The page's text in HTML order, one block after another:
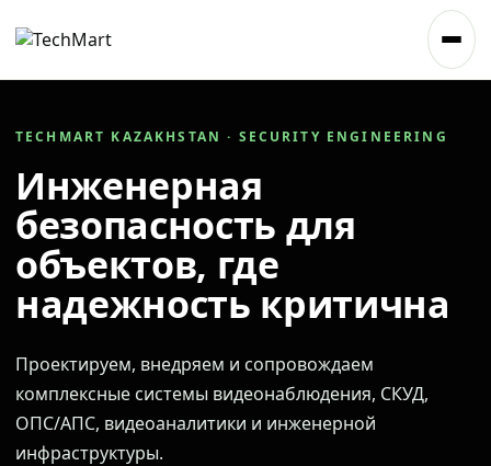
TECHMART KAZAKHSTAN · SECURITY ENGINEERING
Инженерная
безопасность для
объектов, где
надежность критична
Проектируем, внедряем и сопровождаем
комплексные системы видеонаблюдения, СКУД,
ОПС/АПС, видеоаналитики и инженерной
инфраструктуры.